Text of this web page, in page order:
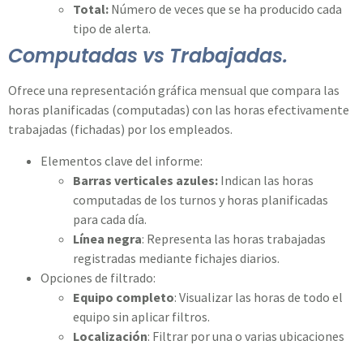
Total: Número de veces que se ha producido cada
tipo de alerta.
Computadas vs Trabajadas.
Ofrece una representación gráfica mensual que compara las
horas planificadas (computadas) con las horas efectivamente
trabajadas (fichadas) por los empleados.
Elementos clave del informe:
Barras verticales azules: Indican las horas
computadas de los turnos y horas planificadas
para cada día.
Línea negra: Representa las horas trabajadas
registradas mediante fichajes diarios.
Opciones de filtrado:
Equipo completo: Visualizar las horas de todo el
equipo sin aplicar filtros.
Localización: Filtrar por una o varias ubicaciones